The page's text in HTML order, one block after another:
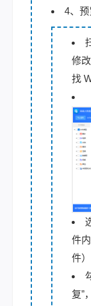
4、预
修
找
件
件）
复”